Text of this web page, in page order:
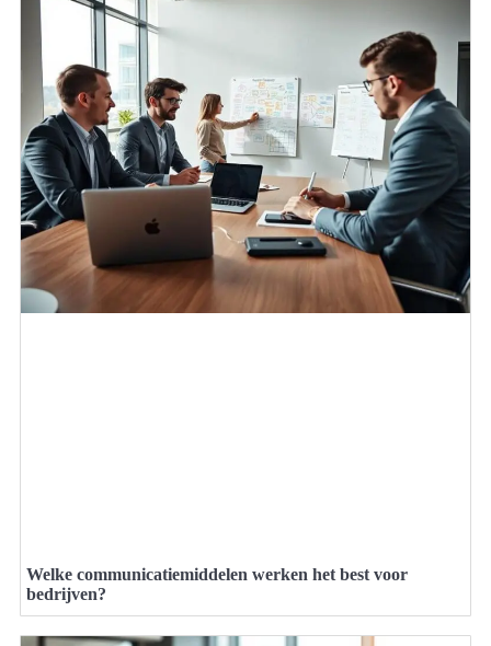
Welke communicatiemiddelen werken het best voor
bedrijven?